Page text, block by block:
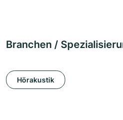
Branchen /
Hörakustik